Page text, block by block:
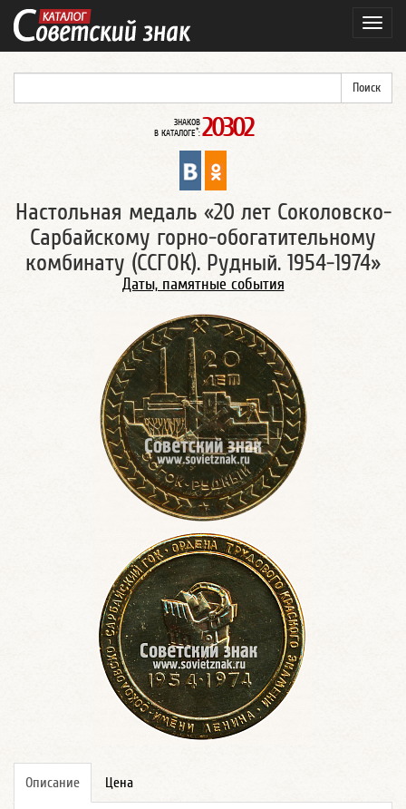
ЗНАКОВ
В КАТАЛОГЕ*: 20302
Настольная медаль «20 лет Соколовско-
Сарбайскому горно-обогатительному
комбинату (ССГОК). Рудный. 1954-1974»
Даты, памятные события
Описание Цена